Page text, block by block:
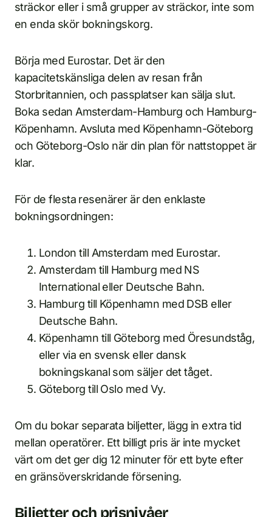
sträckor eller i små grupper av sträckor, inte som
en enda skör bokningskorg.
Börja med Eurostar. Det är den
kapacitetskänsliga delen av resan från
Storbritannien, och passplatser kan sälja slut.
Boka sedan Amsterdam-Hamburg och Hamburg-
Köpenhamn. Avsluta med Köpenhamn-Göteborg
och Göteborg-Oslo när din plan för nattstoppet är
klar.
För de flesta resenärer är den enklaste
bokningsordningen:
London till Amsterdam med Eurostar.
Amsterdam till Hamburg med NS
International eller Deutsche Bahn.
Hamburg till Köpenhamn med DSB eller
Deutsche Bahn.
Köpenhamn till Göteborg med Öresundståg,
eller via en svensk eller dansk
bokningskanal som säljer det tåget.
Göteborg till Oslo med Vy.
Om du bokar separata biljetter, lägg in extra tid
mellan operatörer. Ett billigt pris är inte mycket
värt om det ger dig 12 minuter för ett byte efter
en gränsöverskridande försening.
Biljetter och prisnivåer